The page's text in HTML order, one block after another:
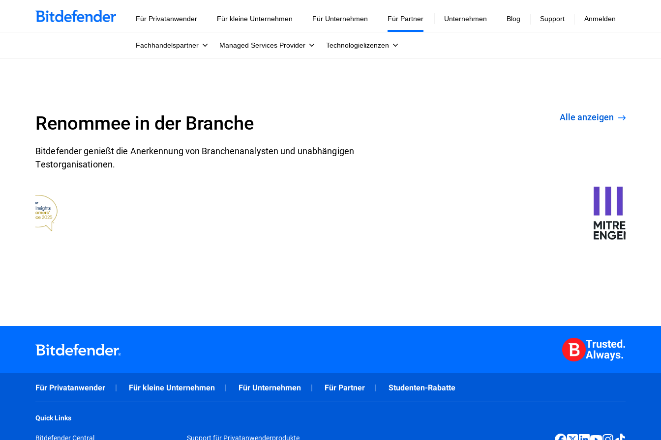
Für Privatanwender Für kleine Unternehmen Für Unternehmen Für Partner
Fachhandelspartner Managed Services Provider Technologielizenzen
Unternehmen Blog Support Anmelden
Renommee in der Branche
Bitdefender genießt die Anerkennung von Branchenanalysten und unabhängigen
Testorganisationen.
Alle anzeigen
Trusted.
Always.
Für Privatanwender Für kleine Unternehmen Für Unternehmen Für Partner Studenten-Rabatte
Quick Links
Bitdefender Central Support für Privatanwenderprodukte